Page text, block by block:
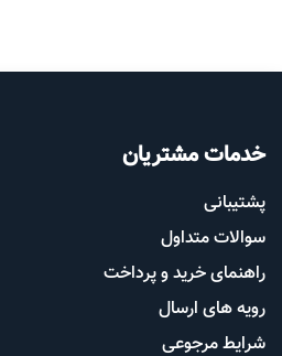
خدمات مشتریان
پشتیب​​انی
سوالات متداول
راهنمای خرید و پرداخت
رویه های ارسال
شرایط مرجوعی